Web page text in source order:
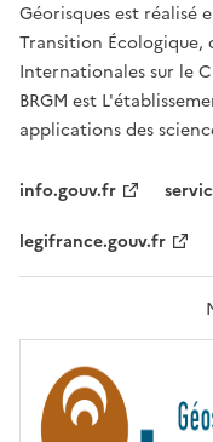
Géorisques est réalisé
Transition Écologique,
Internationales sur le
BRGM est
applications des
info.gouv.fr
legifrance.gouv.fr